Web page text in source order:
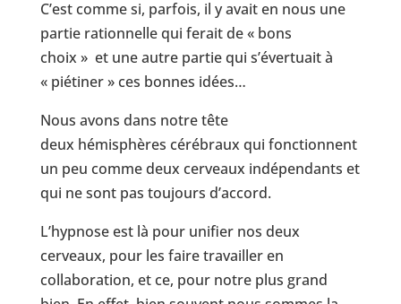
C’est comme si, parfois, il y avait en nous une
partie rationnelle qui ferait de « bons
choix » et une autre partie qui s’évertuait à
« piétiner » ces bonnes idées…
Nous avons dans notre tête
deux hémisphères cérébraux qui fonctionnent
un peu comme deux cerveaux indépendants et
qui ne sont pas toujours d’accord.
L’hypnose est là pour unifier nos deux
cerveaux, pour les faire travailler en
collaboration, et ce, pour notre plus grand